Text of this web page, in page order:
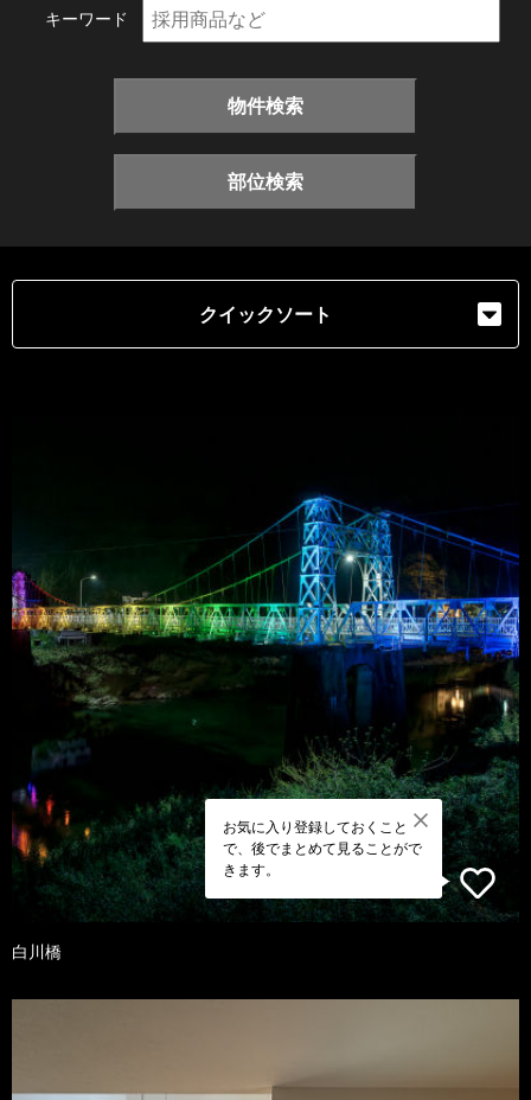
キーワード
物件検索
部位検索
クイックソート
お気に入り登録しておくこと
で、後でまとめて見ることがで
きます。
白川橋